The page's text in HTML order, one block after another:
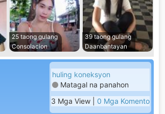
25 taong gulang
Consolacion
39 taong gulang
Daanbantayan
huling koneksyon
Matagal na panahon
3 Mga View | 0 Mga Komento